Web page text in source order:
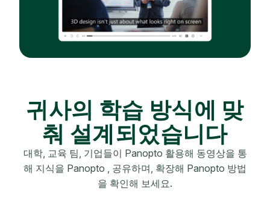
귀사의 학습 방식에 맞
춰 설계되었습니다
대학, 교육 팀, 기업들이 Panopto 활용해 동영상을 통
해 지식을 Panopto , 공유하며, 확장해 Panopto 방법
을 확인해 보세요.